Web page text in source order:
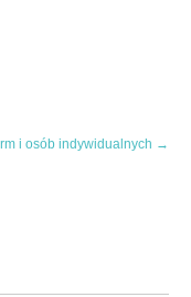
i osób indywidualnych →